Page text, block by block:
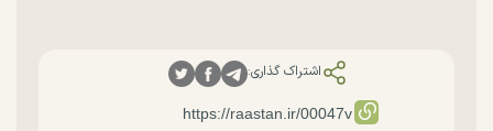
اشتراک گذاری: